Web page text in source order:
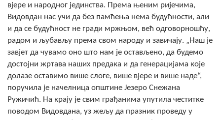
Спорт
ЦИВИЛНА ЗАШТИТА
КОНТАКТ
вјере и народног јединства. Према њеним ријечима,
Видовдан нас учи да без памћења нема будућности, али
и да се будућност не гради мржњом, већ одговорношћу,
радом и љубављу према свом народу и завичају. „Наш је
завјет да чувамо оно што нам је остављено, да будемо
достојни жртава наших предака и да генерацијама које
долазе оставимо више слоге, више вјере и више наде“,
поручила је начелница општине Језеро Снежана
Ружичић. На крају је свим грађанима упутила честитке
поводом Видовдана, уз жељу да празник проведу у